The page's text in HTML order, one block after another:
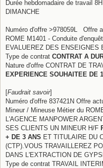
Durée hebdomadaire de travail
DIMANCHE
Numéro d'offre >978059L Offre
ROME M1401 - Conduite
EVALUEREZ DES ENSEIGNES
Type de contrat CONTRAT A
Nature d'offre CONTRAT DE
EXPERIENCE SOUHAITEE DE
[Faudrait savoir]
Numéro d'offre 837421N Offre
Mineur / Mineuse Métier du
L'AGENCE MANPOWER
SES CLIENTS UN MINEUR H/F
+ DE 3 ANS ET TITULAIRE DU
(CTP).VOUS TRAVAILLEREZ
DANS L'EXTRACTION DE
Type de contrat TRAVAIL